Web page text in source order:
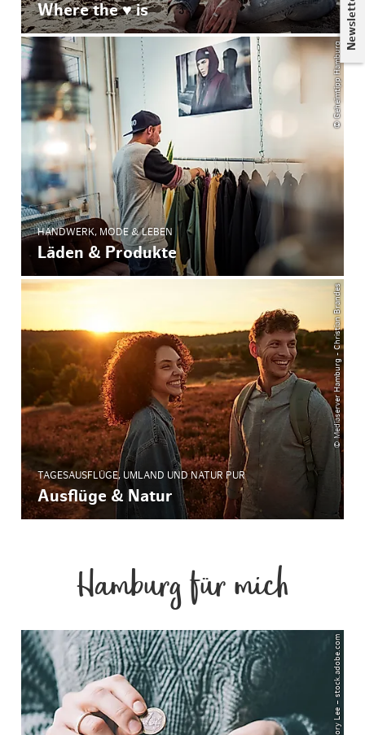
Newsletter
Where the ♥ is
© Geheimtipp Hamburg
HANDWERK, MODE & LEBEN
Läden & Produkte
© Mediaserver Hamburg - Christian Brandes
TAGESAUSFLÜGE, UMLAND UND NATUR PUR
Ausflüge & Natur
Hamburg für mich
© Gregory Lee – stock.adobe.com